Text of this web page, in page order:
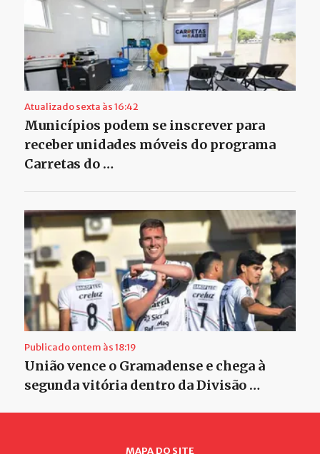
Atualizado sexta às 16:42
Municípios podem se inscrever para
receber unidades móveis do programa
Carretas do …
Publicado ontem às 18:19
União vence o Gramadense e chega à
segunda vitória dentro da Divisão …
MAPA DO SITE